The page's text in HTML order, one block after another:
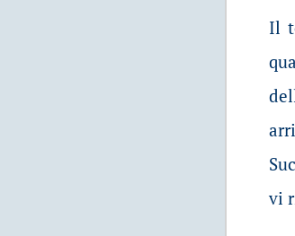
Il
vi